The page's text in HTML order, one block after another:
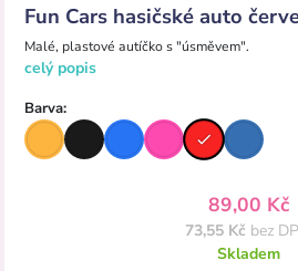
Fun Cars hasičské auto
Malé, plastové autíčko s "úsměvem".
celý popis
Barva:
89,00 Kč
73,55 Kč bez
Skladem